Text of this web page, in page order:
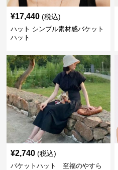
¥17,440 (税込)
ハット シンプル素材感バケット
ハット
¥2,740 (税込)
バケットハット 至福のやすら